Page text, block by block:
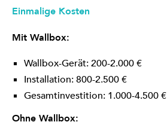
Einmalige Kosten
Mit Wallbox:
Wallbox-Gerät: 200-2.000 €
Installation: 800-2.500 €
Gesamtinvestition: 1.000-4.500 €
Ohne Wallbox: